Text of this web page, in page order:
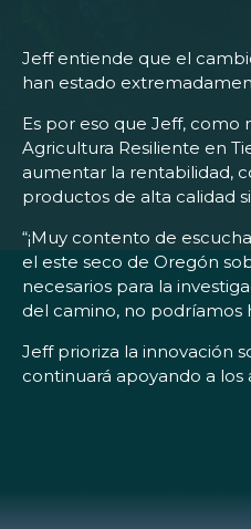
Jeff entiende que el
han estado
Es por eso que Jeff, como
Agricultura Resiliente en
aumentar la rentabilidad,
productos de alta calidad
“¡Muy contento de
el este seco de Oregón
necesarios para la
del camino, no podríamos
Jeff prioriza la innovación
continuará apoyando a